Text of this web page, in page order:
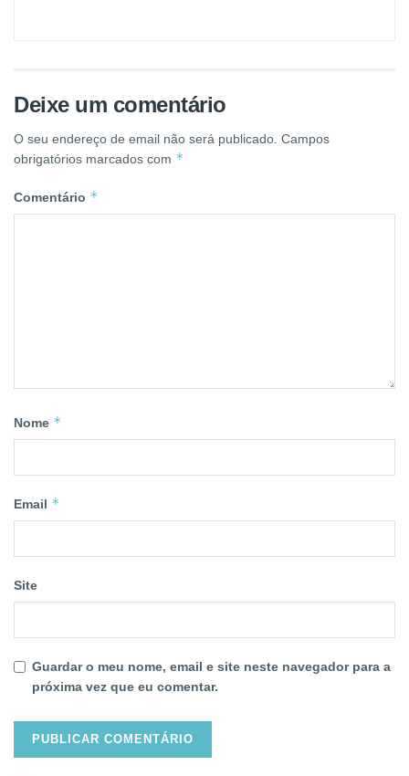
Deixe um comentário
O seu endereço de email não será publicado. Campos
obrigatórios marcados com *
Comentário *
Nome *
Email *
Site
Guardar o meu nome, email e site neste navegador para a
próxima vez que eu comentar.